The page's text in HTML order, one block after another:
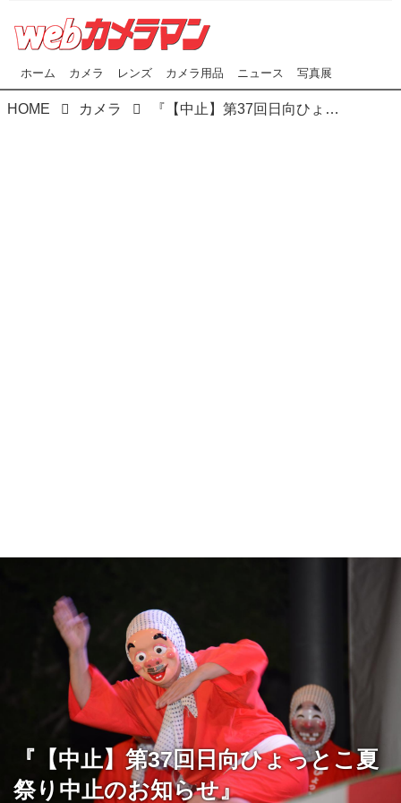
ホーム カメラ レンズ カメラ用品 ニュース 写真展
HOME カメラ 『【中止】第37回日向ひょっとこ夏祭り中止のお知らせ』
『【中止】第37回日向ひょっとこ夏
祭り中止のお知らせ』